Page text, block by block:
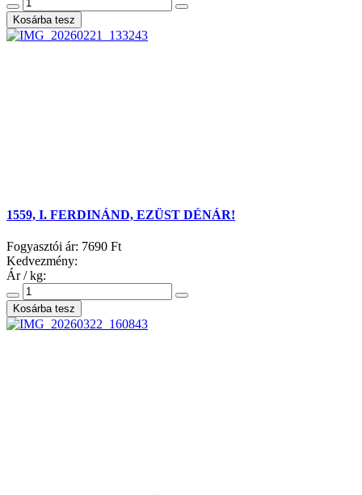
1559, I. FERDINÁND, EZÜST DÉNÁR!
Fogyasztói ár: 7690 Ft
Kedvezmény:
Ár / kg: